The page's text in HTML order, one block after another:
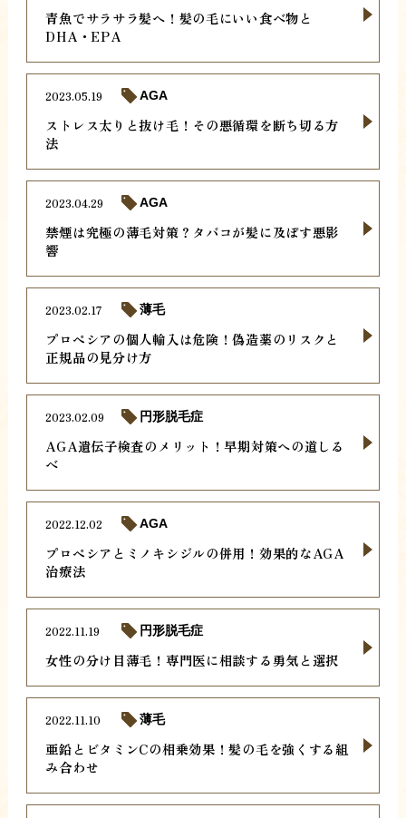
青魚でサラサラ髪へ！髪の毛にいい食べ物と
DHA・EPA
ストレス太りと抜け毛！その悪循環を断ち切る方
法
2023.05.19 AGA
禁煙は究極の薄毛対策？タバコが髪に及ぼす悪影
響
2023.04.29 AGA
プロペシアの個人輸入は危険！偽造薬のリスクと
正規品の見分け方
2023.02.17 薄毛
AGA遺伝子検査のメリット！早期対策への道しる
べ
2023.02.09 円形脱毛症
プロペシアとミノキシジルの併用！効果的なAGA
治療法
2022.12.02 AGA
女性の分け目薄毛！専門医に相談する勇気と選択
2022.11.19 円形脱毛症
亜鉛とビタミンCの相乗効果！髪の毛を強くする組
み合わせ
2022.11.10 薄毛